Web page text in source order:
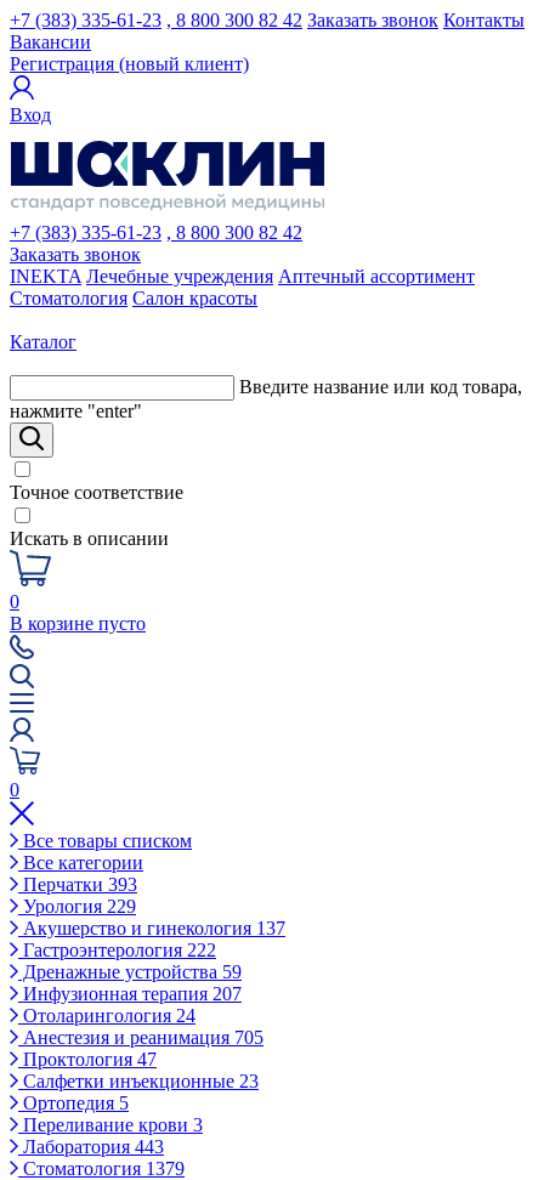
+7 (383) 335-61-23 , 8 800 300 82 42 Заказать звонок Контакты
Вакансии
Регистрация (новый клиент)
Вход
+7 (383) 335-61-23 , 8 800 300 82 42
Заказать звонок
INEKTA Лечебные учреждения Аптечный ассортимент
Стоматология Салон красоты
Каталог
Введите название или код товара,
нажмите "enter"
Точное соответствие
Искать в описании
0
В корзине пусто
0
Все товары списком
Все категории
Перчатки 393
Урология 229
Акушерство и гинекология 137
Гастроэнтерология 222
Дренажные устройства 59
Инфузионная терапия 207
Отоларингология 24
Анестезия и реанимация 705
Проктология 47
Салфетки инъекционные 23
Ортопедия 5
Переливание крови 3
Лаборатория 443
Стоматология 1379